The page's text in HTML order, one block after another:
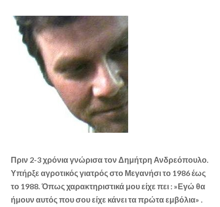
Πριν 2-3 χρόνια γνώρισα τον Δημήτρη Ανδρεόπουλο.
Υπήρξε αγροτικός γιατρός στο Μεγανήσι το 1986 έως
το 1988. Όπως χαρακτηριστικά μου είχε πει : »Εγώ θα
ήμουν αυτός που σου είχε κάνει τα πρώτα εμβόλια» .